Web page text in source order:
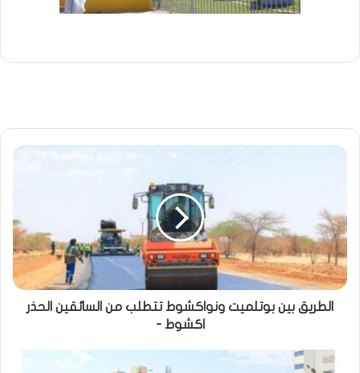
الطريق بين بوتلميت ونواكشوط تتطلب من السائقين الحذر
اكشوط -